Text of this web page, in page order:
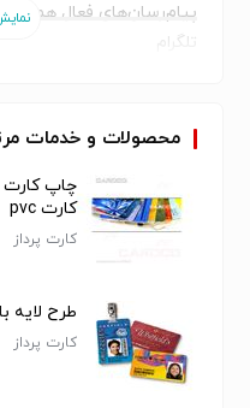
پیام‌رسان‌های فعال همین
تلگرام
بله
در صورت تمایل به ارتباط
همه پیام‌ رسان‌ ها با آیدی:
محصولات و خدمات
کارت pvc
کارت پرداز
طرح لایه
کارت پرداز